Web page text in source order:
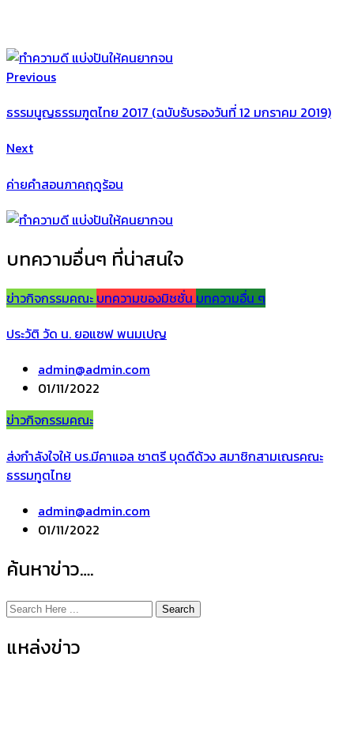
Previous
ธรรมนูญธรรมฑูตไทย 2017 (ฉบับรับรองวันที่ 12 มกราคม 2019)
Next
ค่ายคำสอนภาคฤดูร้อน
บทความอื่นๆ ที่น่าสนใจ
ข่าวกิจกรรมคณะ บทความของมิชชั่น บทความอื่น ๆ
ประวัติ วัด น. ยอแซฟ พนมเปญ
admin@admin.com
01/11/2022
ข่าวกิจกรรมคณะ
ส่งกำลังใจให้ บร.มีคาแอล ชาตรี บุดดีด้วง สมาชิกสามเณรคณะ
ธรรมทูตไทย
admin@admin.com
01/11/2022
ค้นหาข่าว….
Search
แหล่งข่าว